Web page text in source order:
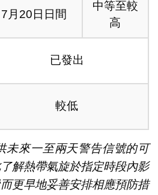
7月20日日間
中等至較
高
已發出
較低
未來一至兩天警告信號的可
解熱帶氣旋於指定時段內影
更早地妥善安排相應預防措